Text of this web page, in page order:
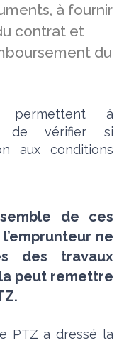
à fournir
contrat et
du
permettent à
de vérifier si
aux conditions
de ces
ne
des travaux
peut remettre
PTZ a dressé la